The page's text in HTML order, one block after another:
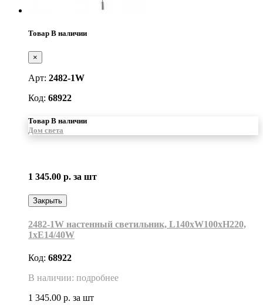
Товар В наличии
×
Арт: 2482-1W
Код: 68922
Товар В наличии
Дом света
1 345.00 р. за шт
Закрыть
2482-1W настенный светильник, L140xW100хH220,
1xE14/40W
Код: 68922
В наличии: подробнее
1 345.00 р. за шт